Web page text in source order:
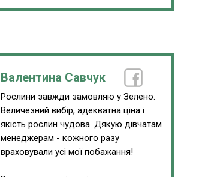
Валентина Савчук
Рослини завжди замовляю у Зелено.
Величезний вибір, адекватна ціна і
якість рослин чудова. Дякую дівчатам
менеджерам - кожного разу
враховували усі мої побажання!